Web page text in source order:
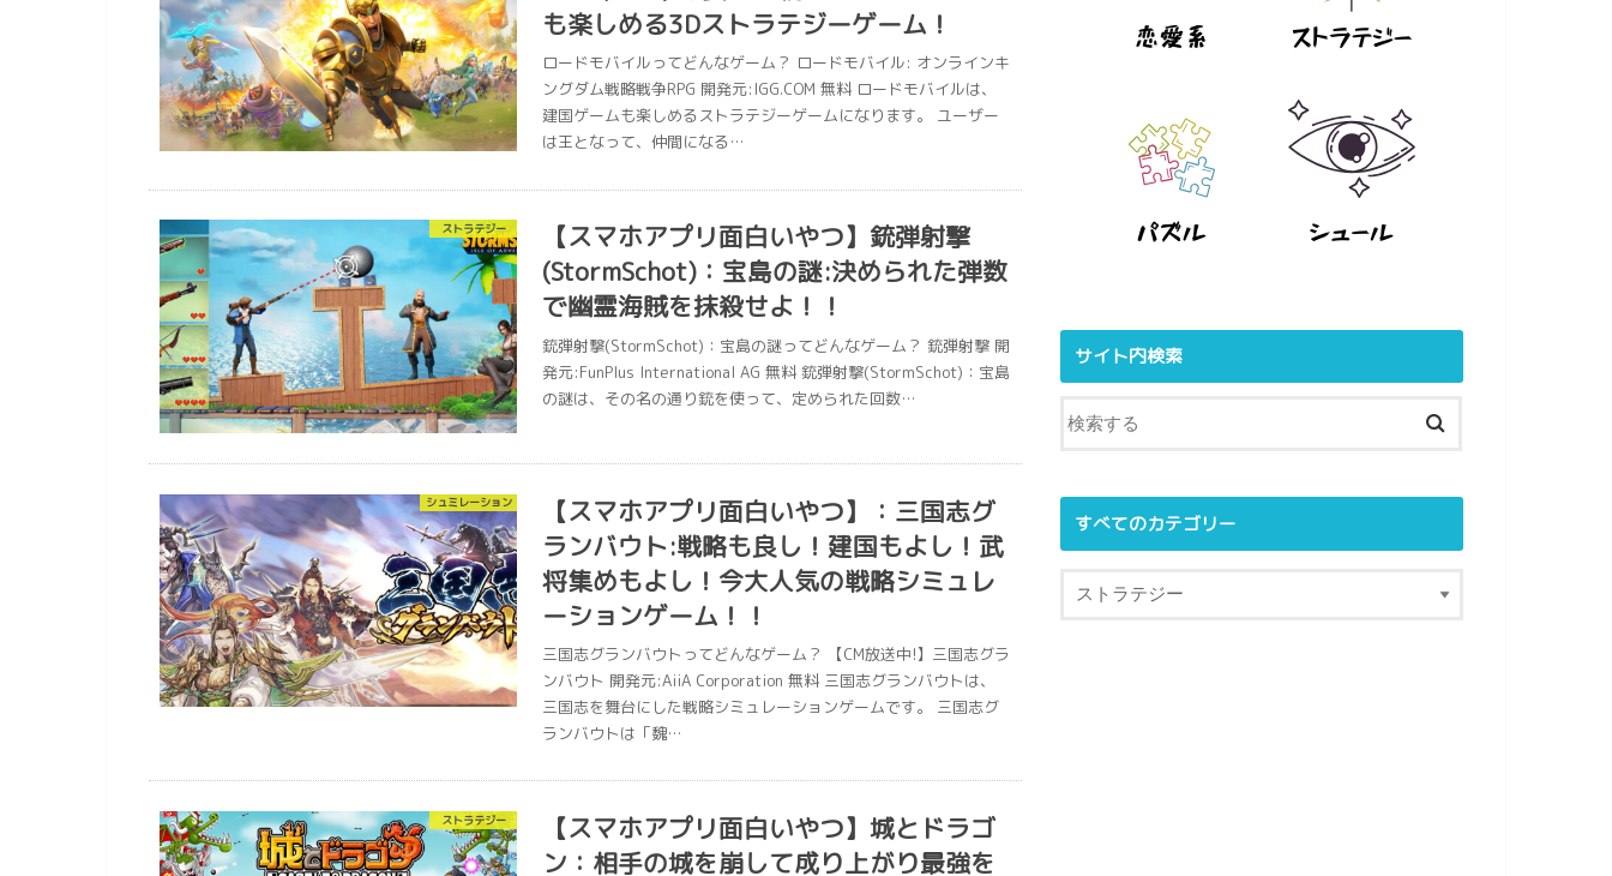
も楽しめる3Dストラテジーゲーム！
ロードモバイルってどんなゲーム？ ロードモバイル: オンラインキ
ングダム戦略戦争RPG 開発元:IGG.COM 無料 ロードモバイルは、
建国ゲームも楽しめるストラテジーゲームになります。 ユーザー
は王となって、仲間になる…
ストラテジー
【スマホアプリ面白いやつ】銃弾射撃
(StormSchot)：宝島の謎:決められた弾数
で幽霊海賊を抹殺せよ！！
銃弾射撃(StormSchot)：宝島の謎ってどんなゲーム？ 銃弾射撃 開
発元:FunPlus International AG 無料 銃弾射撃(StormSchot)：宝島
の謎は、その名の通り銃を使って、定められた回数…
シュミレーション
【スマホアプリ面白いやつ】：三国志グ
ランバウト:戦略も良し！建国もよし！武
将集めもよし！今大人気の戦略シミュレ
ーションゲーム！！
三国志グランバウトってどんなゲーム？ 【CM放送中!】三国志グラ
ンバウト 開発元:AiiA Corporation 無料 三国志グランバウトは、
三国志を舞台にした戦略シミュレーションゲームです。 三国志グ
ランバウトは「魏…
ストラテジー
【スマホアプリ面白いやつ】城とドラゴ
ン：相手の城を崩して成り上がり最強を
サイト内検索
すべてのカテゴリー